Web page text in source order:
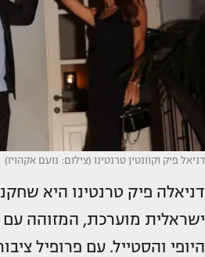
דניאל פיק וקוונטין טרנטינו (צילום: נועם אקהויז)
דניאלה פיק טרנטינו היא
ישראלית מוערכת, המזוהה עם
היופי והסטייל. עם פרופיל